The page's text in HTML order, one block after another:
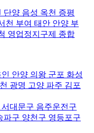
양 음성 옥천 증평
천 부여 태안 안양 부
영업정지구제 종합
안양 의왕 군포 화성
광명 고양 파주 김포
대문구 음주운전구
파구 양천구 영등포구